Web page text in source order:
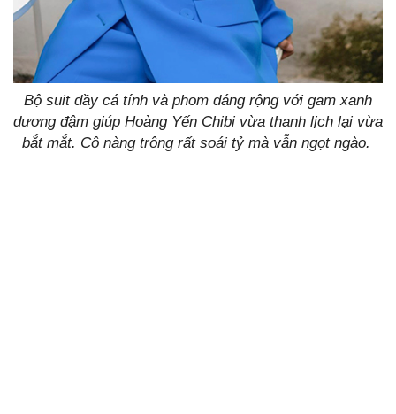
Bộ suit đầy cá tính và phom dáng rộng với gam xanh
dương đậm giúp Hoàng Yến Chibi vừa thanh lịch lại vừa
bắt mắt. Cô nàng trông rất soái tỷ mà vẫn ngọt ngào.